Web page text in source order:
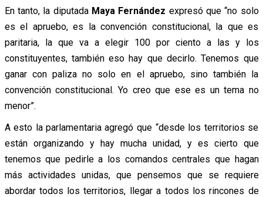
En tanto, la diputada Maya Fernández expresó que “no solo
es el apruebo, es la convención constitucional, la que es
paritaria, la que va a elegir 100 por ciento a las y los
constituyentes, también eso hay que decirlo. Tenemos que
ganar con paliza no solo en el apruebo, sino también la
convención constitucional. Yo creo que ese es un tema no
menor”.
A esto la parlamentaria agregó que “desde los territorios se
están organizando y hay mucha unidad, y es cierto que
tenemos que pedirle a los comandos centrales que hagan
más actividades unidas, que pensemos que se requiere
abordar todos los territorios, llegar a todos los rincones de